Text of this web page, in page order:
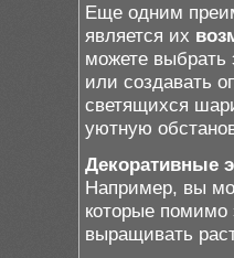
Еще одним
является их
можете выбрать
или создавать
светящихся
уютную
Декоративные
Например, вы
которые помимо
выращивать